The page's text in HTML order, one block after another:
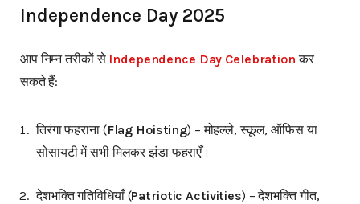
Independence Day 2025
आप निम्न तरीकों से Independence Day Celebration कर
सकते हैं:
तिरंगा फहराना (Flag Hoisting) – मोहल्ले, स्कूल, ऑफिस या
सोसायटी में सभी मिलकर झंडा फहराएँ।
देशभक्ति गतिविधियाँ (Patriotic Activities) – देशभक्ति गीत,